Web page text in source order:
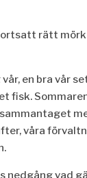
rätt
en bra vår
fisk.
våra
vad